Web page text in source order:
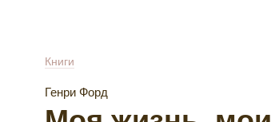
Книги
Генри Форд